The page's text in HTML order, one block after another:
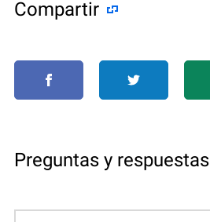
Compartir
Preguntas y respuestas